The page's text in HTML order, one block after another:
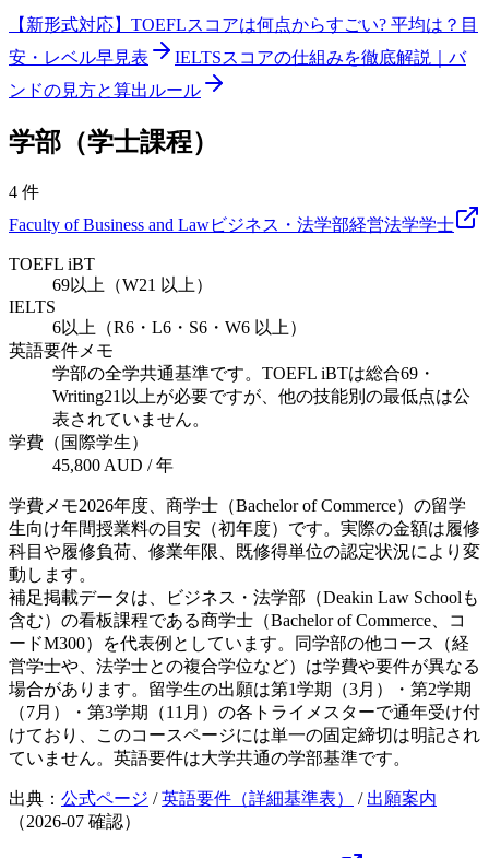
【新形式対応】TOEFLスコアは何点からすごい? 平均は？目
安・レベル早見表
IELTSスコアの仕組みを徹底解説｜バ
ンドの見方と算出ルール
学部（学士課程）
4 件
Faculty of Business and Lawビジネス・法学部経営法学学士
TOEFL iBT
69以上（W21 以上）
IELTS
6以上（R6・L6・S6・W6 以上）
英語要件メモ
学部の全学共通基準です。TOEFL iBTは総合69・
Writing21以上が必要ですが、他の技能別の最低点は公
表されていません。
学費（国際学生）
45,800 AUD / 年
学費メモ2026年度、商学士（Bachelor of Commerce）の留学
生向け年間授業料の目安（初年度）です。実際の金額は履修
科目や履修負荷、修業年限、既修得単位の認定状況により変
動します。
補足掲載データは、ビジネス・法学部（Deakin Law Schoolも
含む）の看板課程である商学士（Bachelor of Commerce、コ
ードM300）を代表例としています。同学部の他コース（経
営学士や、法学士との複合学位など）は学費や要件が異なる
場合があります。留学生の出願は第1学期（3月）・第2学期
（7月）・第3学期（11月）の各トライメスターで通年受け付
けており、このコースページには単一の固定締切は明記され
ていません。英語要件は大学共通の学部基準です。
出典： 公式ページ /英語要件（詳細基準表） / 出願案内
（2026-07 確認）